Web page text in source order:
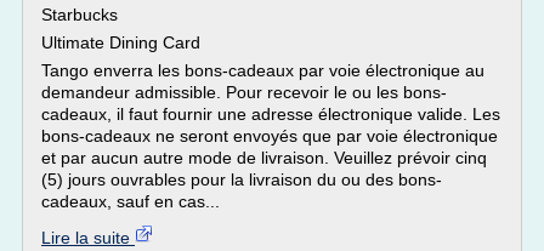
Starbucks
Ultimate Dining Card
Tango enverra les bons-cadeaux par voie électronique au
demandeur admissible. Pour recevoir le ou les bons-
cadeaux, il faut fournir une adresse électronique valide. Les
bons-cadeaux ne seront envoyés que par voie électronique
et par aucun autre mode de livraison. Veuillez prévoir cinq
(5) jours ouvrables pour la livraison du ou des bons-
cadeaux, sauf en cas...
Lire la suite